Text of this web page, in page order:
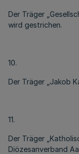
Der Träger
wird gestrichen.
10.
Der Träger „Jakob
11.
Der Träger
Diözesanverband